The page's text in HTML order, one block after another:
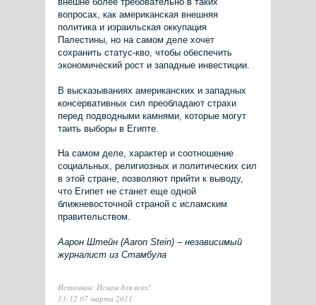
вопросах, как американская внешняя
политика и израильская оккупация
Палестины, но на самом деле хочет
сохранить статус-кво, чтобы обеспечить
экономический рост и западные инвестиции.
В высказываниях американских и западных
консервативных сил преобладают страхи
перед подводными камнями, которые могут
таить выборы в Египте.
На самом деле, характер и соотношение
социальных, религиозных и политических сил
в этой стране, позволяют прийти к выводу,
что Египет не станет еще одной
ближневосточной страной с исламским
правительством.
Аарон Штейн (Aaron Stein) – независимый
журналист из Стамбула
Источник: Ислам для всех!
13:12 07 марта 2011